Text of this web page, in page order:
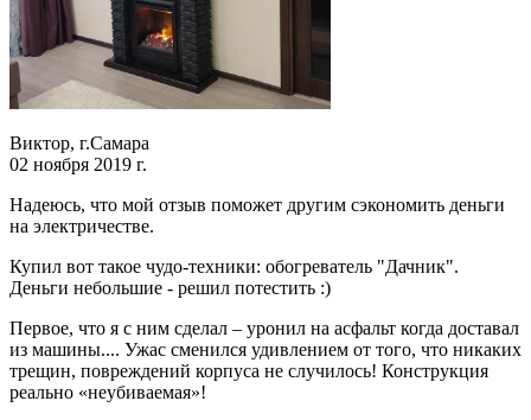
Виктор, г.Самара
02 ноября 2019 г.
Надеюсь, что мой отзыв поможет другим сэкономить деньги
на электричестве.
Купил вот такое чудо-техники: обогреватель "Дачник".
Деньги небольшие - решил потестить :)
Первое, что я с ним сделал – уронил на асфальт когда доставал
из машины.... Ужас сменился удивлением от того, что никаких
трещин, повреждений корпуса не случилось! Конструкция
реально «неубиваемая»!